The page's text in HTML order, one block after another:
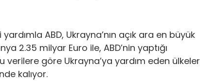
ABD, Ukrayna’nın açık ara en büyük
2.35 milyar Euro ile, ABD’nin yaptığı
verilere göre Ukrayna’ya yardım eden ülkeler
kalıyor.